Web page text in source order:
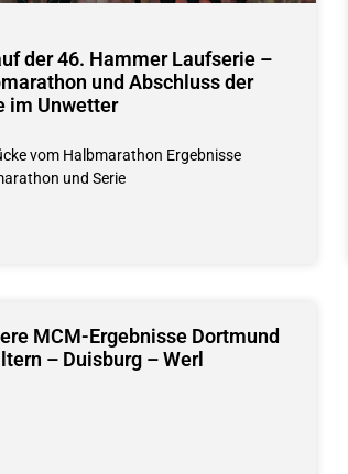
der 46. Hammer Laufserie –
und Abschluss der
im Unwetter
vom Halbmarathon Ergebnisse
und Serie
MCM-Ergebnisse Dortmund
– Duisburg – Werl